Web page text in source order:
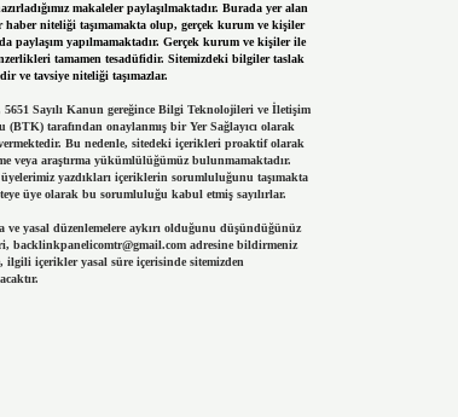
makaleler paylaşılmaktadır. Burada yer alan
haber niteliği taşımamakta olup, gerçek kurum ve kişiler
paylaşım yapılmamaktadır. Gerçek kurum ve kişiler ile
tamamen tesadüfidir. Sitemizdeki bilgiler taslak
ve tavsiye niteliği taşımazlar.
5651 Sayılı Kanun gereğince Bilgi Teknolojileri ve İletişim
(BTK) tarafından onaylanmış bir Yer Sağlayıcı olarak
Bu nedenle, sitedeki içerikleri proaktif olarak
veya araştırma yükümlülüğümüz bulunmamaktadır.
yazdıkları içeriklerin sorumluluğunu taşımakta
üye olarak bu sorumluluğu kabul etmiş sayılırlar.
ve yasal düzenlemelere aykırı olduğunu düşündüğünüz
backlinkpanelicomtr@gmail.comadresine bildirmeniz
ilgili içerikler yasal süre içerisinde sitemizden